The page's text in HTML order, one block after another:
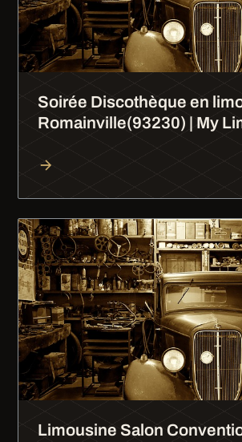
Soirée Discothèque en
Romainville(93230) | My
Limousine Salon